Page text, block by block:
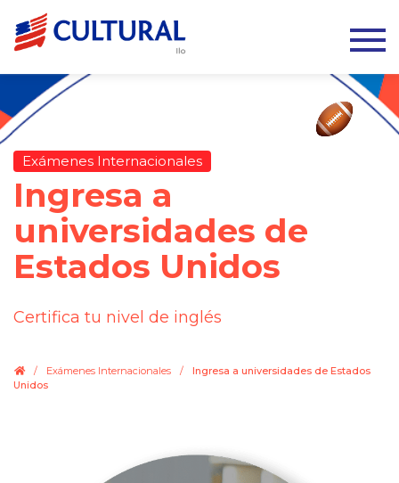
Exámenes Internacionales
Ingresa a
universidades de
Estados Unidos
Certifica tu nivel de inglés
. / Exámenes Internacionales /
Ingresa a universidades de Estados
Unidos